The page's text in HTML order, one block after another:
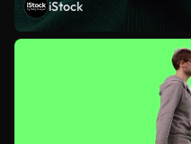
iStock